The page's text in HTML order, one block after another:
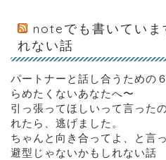
noteでも書いていま
れない話
パートナーと話し合うための
らめたくないあなたへ〜
引っ張ってほしいって言った
れたら、逃げました。
ちゃんと向き合ってよ、と言
避型じゃないかもしれない話